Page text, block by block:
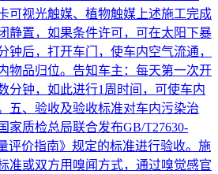
可视光触媒、植物触媒上述施工完成
静置，如果条件许可，可在太阳下暴
钟后，打开车门，使车内空气流通，
物品归位。告知车主：每天第一次开
分钟，如此进行1周时间，可使车内
五、验收及验收标准对车内污染治
家质检总局联合发布GB/T27630-
评价指南》规定的标准进行验收。施
准或双方用嗅闻方式，通过嗅觉感官